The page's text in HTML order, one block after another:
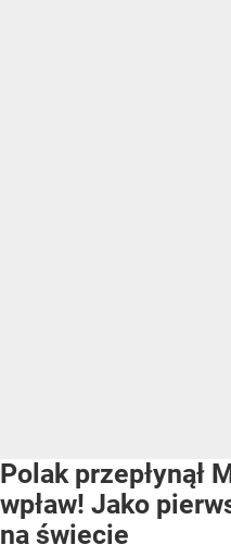
Polak przepłynął
wpław! Jako
na świecie